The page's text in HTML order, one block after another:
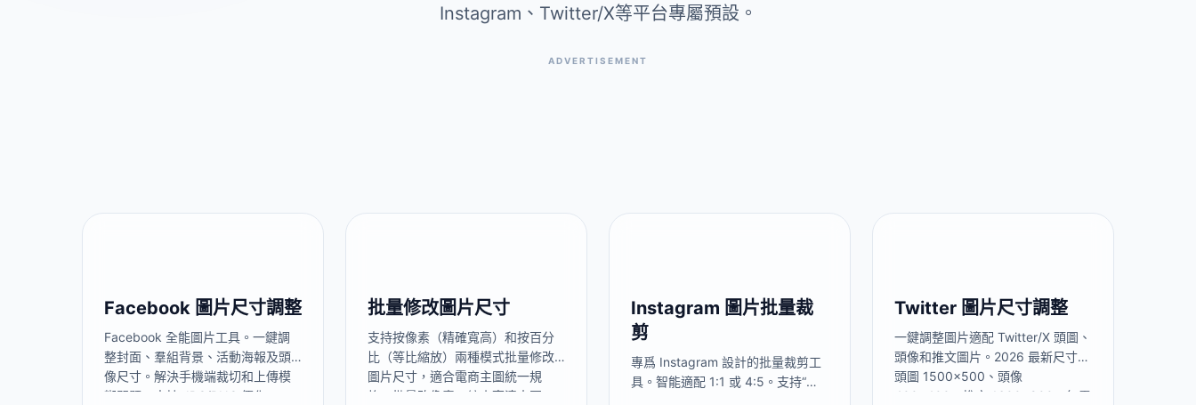
Instagram、Twitter/X等平台專屬預設。
ADVERTISEMENT
Facebook 圖片尺寸調整
Facebook 全能圖片工具。一鍵調
整封面、羣組背景、活動海報及頭
像尺寸。解決手機端裁切和上傳模
糊問題。支持 JPG/PNG 優化。
批量修改圖片尺寸
支持按像素（精確寬高）和按百分
比（等比縮放）兩種模式批量修改
圖片尺寸，適合電商主圖統一規
格、批量改像素、縮小高清大圖。
Instagram 圖片批量裁
剪
專爲 Instagram 設計的批量裁剪工
具。智能適配 1:1 或 4:5。支持“放
Twitter 圖片尺寸調整
一鍵調整圖片適配 Twitter/X 頭圖、
頭像和推文圖片。2026 最新尺寸：
頭圖 1500×500、頭像
400×400、推文 1600×900。無需